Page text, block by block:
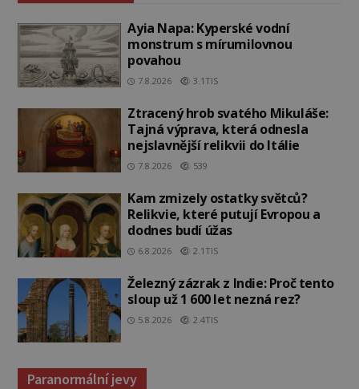
Ayia Napa: Kyperské vodní
monstrum s mírumilovnou
povahou
7.8.2026 3.1TIS
Ztracený hrob svatého Mikuláše:
Tajná výprava, která odnesla
nejslavnější relikvii do Itálie
7.8.2026 539
Kam zmizely ostatky světců?
Relikvie, které putují Evropou a
dodnes budí úžas
6.8.2026 2.1TIS
Železný zázrak z Indie: Proč tento
sloup už 1 600 let nezná rez?
5.8.2026 2.4TIS
Paranormální jevy